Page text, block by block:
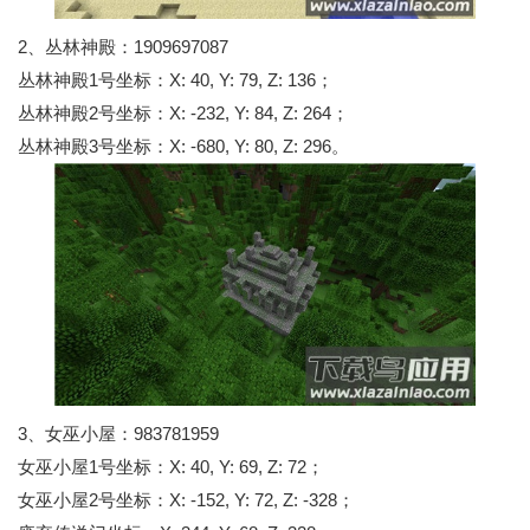
2、丛林神殿：1909697087
丛林神殿1号坐标：X: 40, Y: 79, Z: 136；
丛林神殿2号坐标：X: -232, Y: 84, Z: 264；
丛林神殿3号坐标：X: -680, Y: 80, Z: 296。
3、女巫小屋：983781959
女巫小屋1号坐标：X: 40, Y: 69, Z: 72；
女巫小屋2号坐标：X: -152, Y: 72, Z: -328；